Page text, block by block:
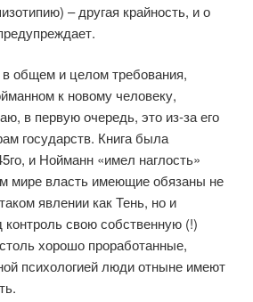
– другая крайность, и о
в общем и целом требования,
к новому человеку,
в первую очередь, это из-за его
государств. Книга была
и Нойманн «имел наглость»
мире власть имеющие обязаны не
явлении как Тень, но и
контроль свою собственную (!)
хорошо проработанные,
психологией люди отныне имеют